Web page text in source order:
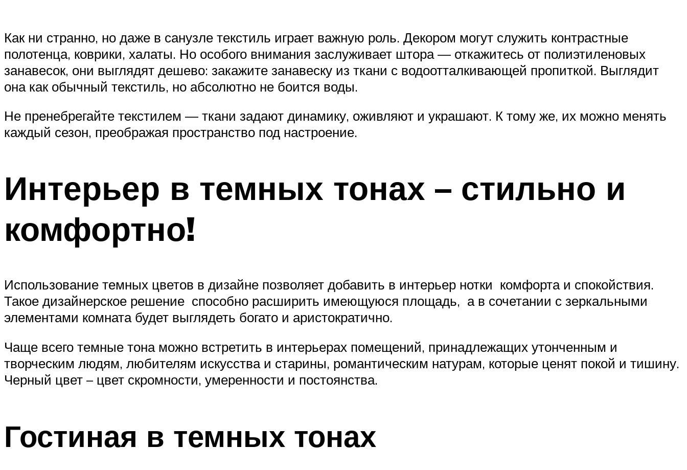
Как ни странно, но даже в санузле текстиль играет важную роль. Декором могут служить контрастные
полотенца, коврики, халаты. Но особого внимания заслуживает штора — откажитесь от полиэтиленовых
занавесок, они выглядят дешево: закажите занавеску из ткани с водоотталкивающей пропиткой. Выглядит
она как обычный текстиль, но абсолютно не боится воды.
Не пренебрегайте текстилем — ткани задают динамику, оживляют и украшают. К тому же, их можно менять
каждый сезон, преображая пространство под настроение.
Интерьер в темных тонах – стильно и
комфортно!
Использование темных цветов в дизайне позволяет добавить в интерьер нотки комфорта и спокойствия.
Такое дизайнерское решение способно расширить имеющуюся площадь, а в сочетании с зеркальными
элементами комната будет выглядеть богато и аристократично.
Чаще всего темные тона можно встретить в интерьерах помещений, принадлежащих утонченным и
творческим людям, любителям искусства и старины, романтическим натурам, которые ценят покой и тишину.
Черный цвет – цвет скромности, умеренности и постоянства.
Гостиная в темных тонах